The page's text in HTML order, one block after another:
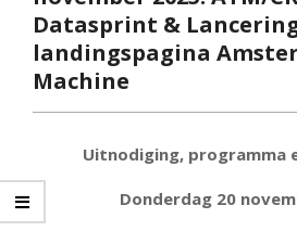
Datasprint &
landingspagina
Machine
Uitnodiging, programma
Donderdag 20